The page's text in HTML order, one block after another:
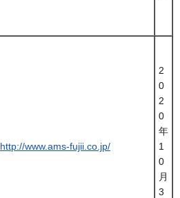
http://www.ams-fujii.co.jp/
2
0
2
0
年
1
0
月
3